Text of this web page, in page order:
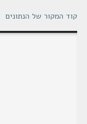
קוד המקור של הנתונים